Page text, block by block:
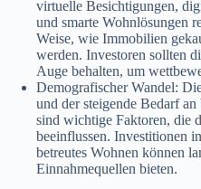
virtuelle Besichtigungen,
und smarte Wohnlösungen
Weise, wie Immobilien
werden. Investoren sollten
Auge behalten, um
Demografischer Wandel:
und der steigende Bedarf
sind wichtige Faktoren, die
beeinflussen. Investitionen
betreutes Wohnen können
Einnahmequellen bieten.